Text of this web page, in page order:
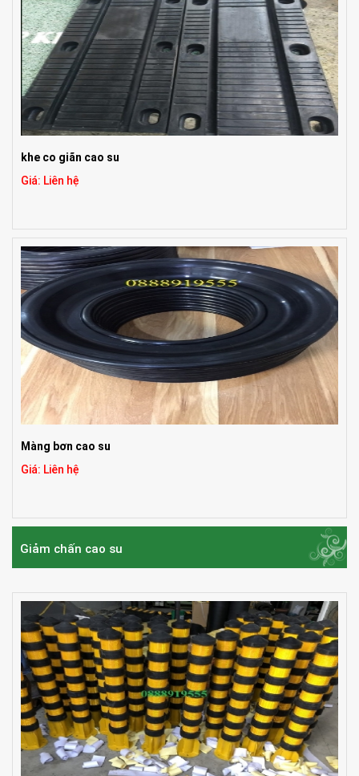
khe co giãn cao su
Giá: Liên hệ
Màng bơn cao su
Giá: Liên hệ
Giảm chấn cao su